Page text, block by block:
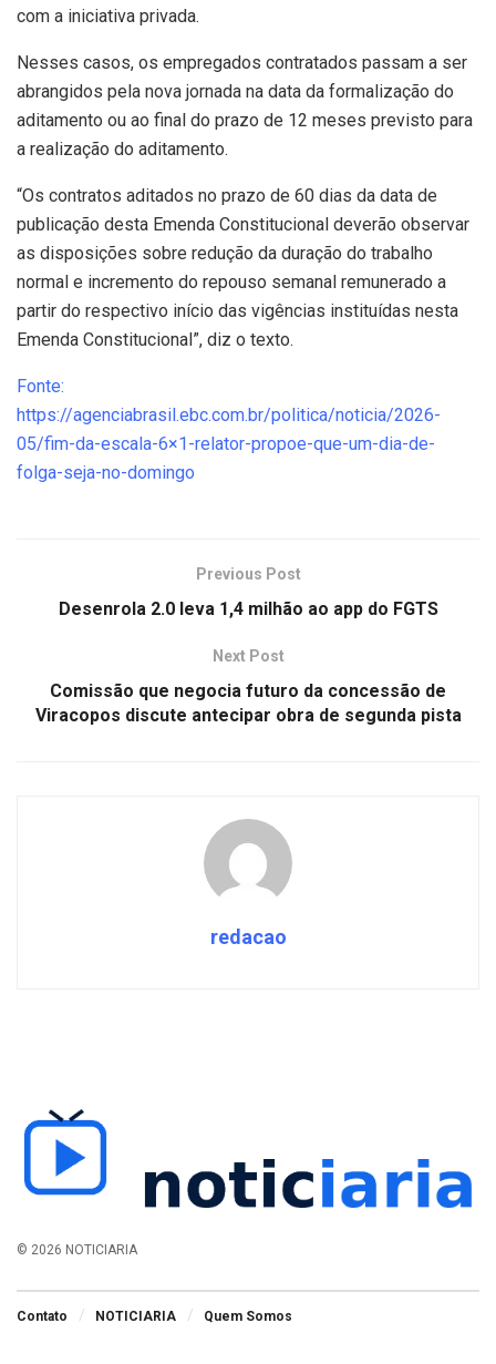
com a iniciativa privada.
Nesses casos, os empregados contratados passam a ser
abrangidos pela nova jornada na data da formalização do
aditamento ou ao final do prazo de 12 meses previsto para
a realização do aditamento.
“Os contratos aditados no prazo de 60 dias da data de
publicação desta Emenda Constitucional deverão observar
as disposições sobre redução da duração do trabalho
normal e incremento do repouso semanal remunerado a
partir do respectivo início das vigências instituídas nesta
Emenda Constitucional”, diz o texto.
Fonte:
https://agenciabrasil.ebc.com.br/politica/noticia/2026-
05/fim-da-escala-6×1-relator-propoe-que-um-dia-de-
folga-seja-no-domingo
Previous Post
Desenrola 2.0 leva 1,4 milhão ao app do FGTS
Next Post
Comissão que negocia futuro da concessão de
Viracopos discute antecipar obra de segunda pista
redacao
© 2026 NOTICIARIA
Contato NOTICIARIA Quem Somos